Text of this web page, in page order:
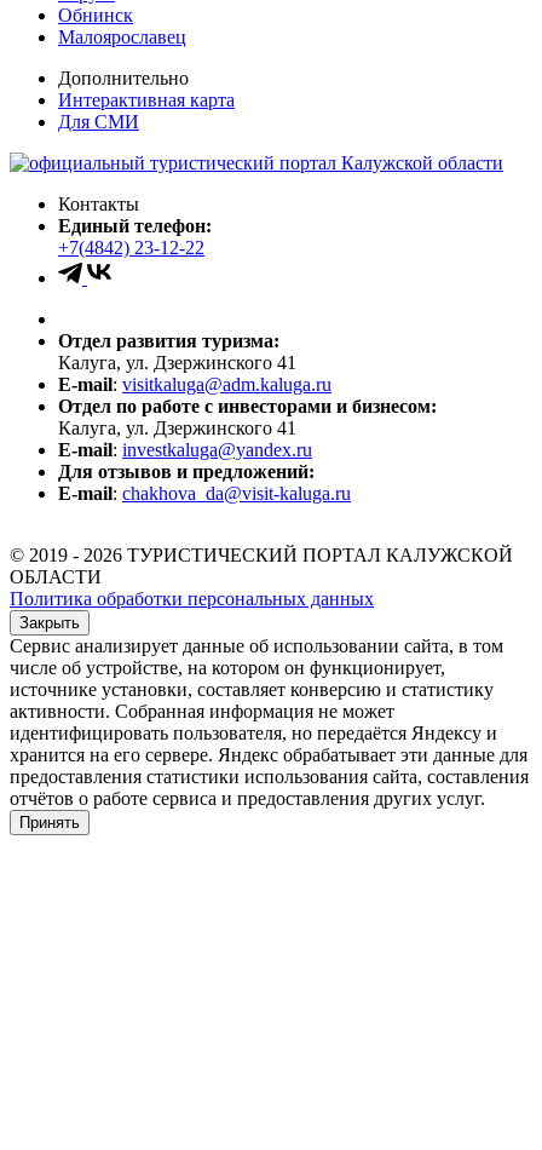
Обнинск
Малоярославец
Дополнительно
Интерактивная карта
Для СМИ
Контакты
Единый телефон:
+7(4842) 23-12-22
Отдел развития туризма:
Калуга, ул. Дзержинского 41
E-mail: visitkaluga@adm.kaluga.ru
Отдел по работе с инвесторами и бизнесом:
Калуга, ул. Дзержинского 41
E-mail: investkaluga@yandex.ru
Для отзывов и предложений:
E-mail: chakhova_da@visit-kaluga.ru
© 2019 - 2026 ТУРИСТИЧЕСКИЙ ПОРТАЛ КАЛУЖСКОЙ
ОБЛАСТИ
Политика обработки персональных данных
Закрыть
Сервис анализирует данные об использовании сайта, в том
числе об устройстве, на котором он функционирует,
источнике установки, составляет конверсию и статистику
активности. Собранная информация не может
идентифицировать пользователя, но передаётся Яндексу и
хранится на его сервере. Яндекс обрабатывает эти данные для
предоставления статистики использования сайта, составления
отчётов о работе сервиса и предоставления других услуг.
Принять